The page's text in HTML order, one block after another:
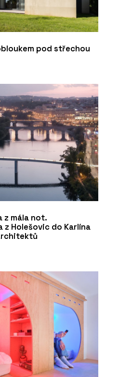
pod střechou
z mála not.
z Holešovic do Karlína